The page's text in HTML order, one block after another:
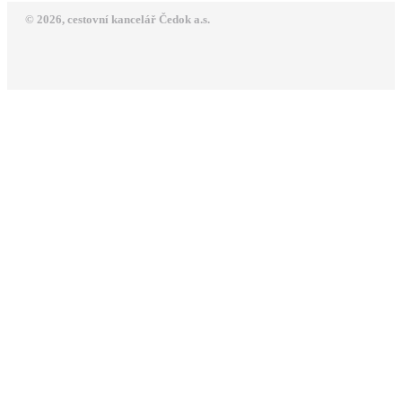
© 2026, cestovní kancelář Čedok a.s.